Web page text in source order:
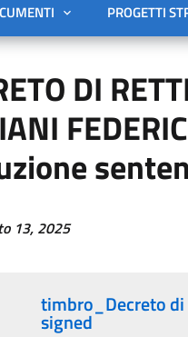
PROGETTI
DI
13, 2025
timbro_Decreto di
signed